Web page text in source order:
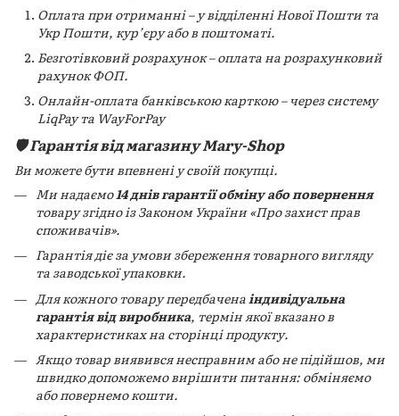
Оплата при отриманні – у відділенні Нової Пошти та
Укр Пошти, кур’єру або в поштоматі.
Безготівковий розрахунок – оплата на розрахунковий
рахунок ФОП.
Онлайн-оплата банківською карткою – через систему
LiqPay та WayForPay
🛡️ Гарантія від магазину Mary-Shop
Ви можете бути впевнені у своїй покупці.
Ми надаємо14 днів гарантії обміну або повернення
товару згідно із Законом України «Про захист прав
споживачів».
Гарантія діє за умови збереження товарного вигляду
та заводської упаковки.
Для кожного товару передбачена індивідуальна
гарантія від виробника, термін якої вказано в
характеристиках на сторінці продукту.
Якщо товар виявився несправним або не підійшов, ми
швидко допоможемо вирішити питання: обміняємо
або повернемо кошти.